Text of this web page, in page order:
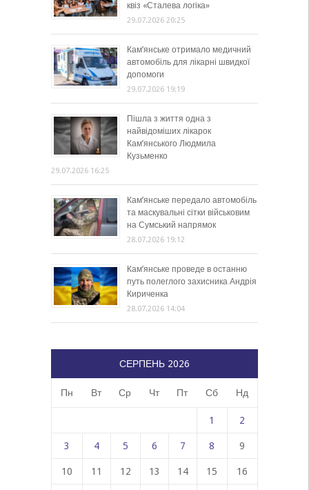
квіз «Сталева логіка»
29.07.2026 20:25
Кам’янське отримало медичний
автомобіль для лікарні швидкої
допомоги
29.07.2026 19:19
Пішла з життя одна з
найвідоміших лікарок
Кам’янського Людмила
Кузьменко
29.07.2026 16:25
Кам’янське передало автомобіль
та маскувальні сітки військовим
на Сумський напрямок
28.07.2026 19:12
Кам’янське проведе в останню
путь полеглого захисника Андрія
Кириченка
28.07.2026 14:04
СЕРПЕНЬ 2026
Пн Вт Ср Чт Пт Сб Нд
1 2
3 4 5 6 7 8 9
10 11 12 13 14 15 16